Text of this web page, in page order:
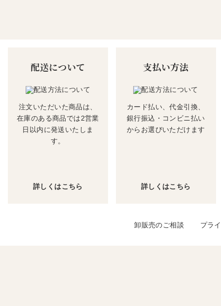
配送について
注文いただいた商品は、
在庫のある商品では2営業
日以内に発送いたしま
す。
詳しくはこちら
支払い方法
カード払い、代金引換、
銀行振込・コンビニ払い
からお選びいただけます
詳しくはこちら
卸販売のご相談 プラ